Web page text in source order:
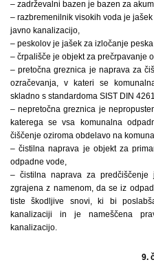
– zadrževalni bazen je bazen za
– razbremenilnik visokih voda je
javno kanalizacijo,
– peskolov je jašek za izločanje
– črpališče je objekt za prečrpavanje
– pretočna greznica je naprava za
ozračevanja, v kateri se
skladno s standardoma SIST DIN
– nepretočna greznica je
katerega se vsa komunalna
čiščenje oziroma obdelavo na
– čistilna naprava je objekt za
odpadne vode,
– čistilna naprava za
zgrajena z namenom, da se iz
tiste škodljive snovi, ki bi
kanalizaciji in je nameščena
kanalizacijo.
9.